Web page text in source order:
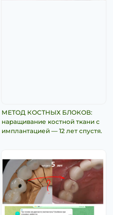
МЕТОД КОСТНЫХ БЛОКОВ:
наращивание костной ткани с
имплантацией — 12 лет спустя.